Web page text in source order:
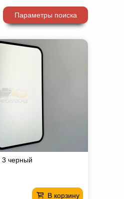
Параметры поиска
3 черный
В корзину